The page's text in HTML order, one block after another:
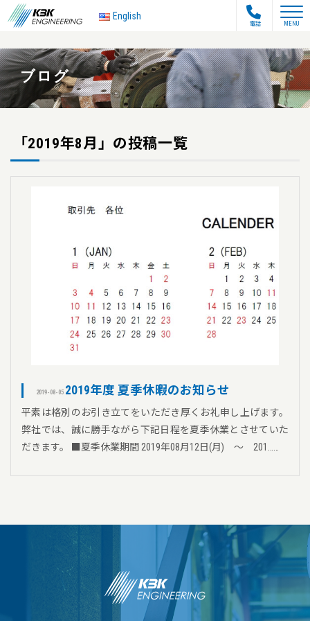
English
toggle
MENU
電話
ブログ
「2019年8月」の投稿一覧
2019-08-05 2019年度 夏季休暇のお知らせ
平素は格別のお引き立てをいただき厚くお礼申し上げます。
弊社では、誠に勝手ながら下記日程を夏季休業とさせていた
だきます。 ■夏季休業期間 2019年08月12日(月) ～ 201……